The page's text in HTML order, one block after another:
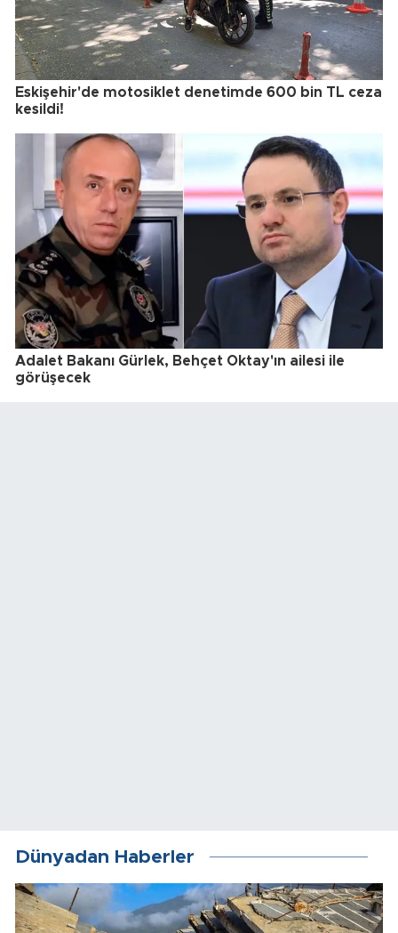
Eskişehir'de motosiklet denetimde 600 bin TL ceza
kesildi!
Adalet Bakanı Gürlek, Behçet Oktay'ın ailesi ile
görüşecek
Dünyadan Haberler